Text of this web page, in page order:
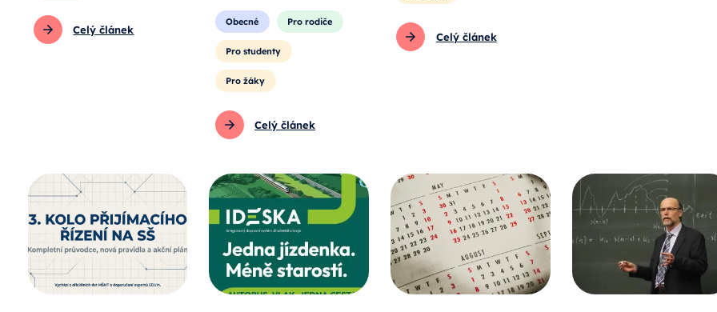
Celý článek
Obecné Pro rodiče
Pro studenty
Pro žáky
Celý článek
Celý článek